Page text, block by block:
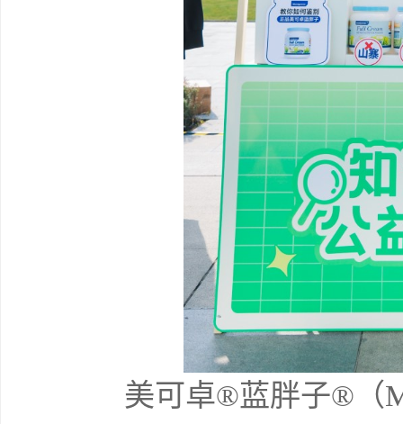
美可卓®蓝胖子®（